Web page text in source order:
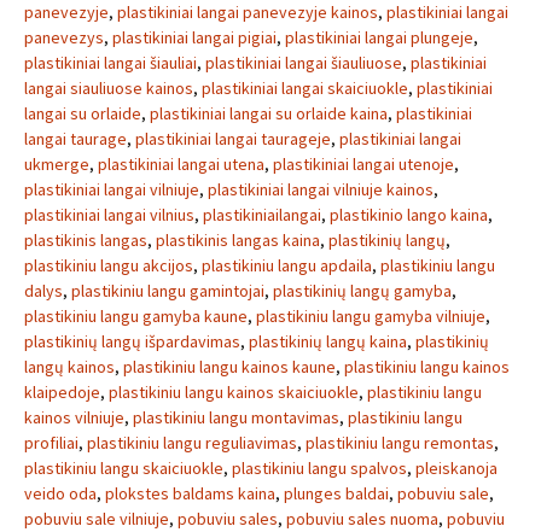
panevezyje, plastikiniai langai panevezyje kainos, plastikiniai langai
panevezys, plastikiniai langai pigiai, plastikiniai langai plungeje,
plastikiniai langai šiauliai, plastikiniai langai šiauliuose, plastikiniai
langai siauliuose kainos, plastikiniai langai skaiciuokle, plastikiniai
langai su orlaide, plastikiniai langai su orlaide kaina, plastikiniai
langai taurage, plastikiniai langai taurageje, plastikiniai langai
ukmerge, plastikiniai langai utena, plastikiniai langai utenoje,
plastikiniai langai vilniuje, plastikiniai langai vilniuje kainos,
plastikiniai langai vilnius, plastikiniailangai, plastikinio lango kaina,
plastikinis langas, plastikinis langas kaina, plastikinių langų,
plastikiniu langu akcijos, plastikiniu langu apdaila, plastikiniu langu
dalys, plastikiniu langu gamintojai, plastikinių langų gamyba,
plastikiniu langu gamyba kaune, plastikiniu langu gamyba vilniuje,
plastikinių langų išpardavimas, plastikinių langų kaina, plastikinių
langų kainos, plastikiniu langu kainos kaune, plastikiniu langu kainos
klaipedoje, plastikiniu langu kainos skaiciuokle, plastikiniu langu
kainos vilniuje, plastikiniu langu montavimas, plastikiniu langu
profiliai, plastikiniu langu reguliavimas, plastikiniu langu remontas,
plastikiniu langu skaiciuokle, plastikiniu langu spalvos, pleiskanoja
veido oda, plokstes baldams kaina, plunges baldai, pobuviu sale,
pobuviu sale vilniuje, pobuviu sales, pobuviu sales nuoma, pobuviu